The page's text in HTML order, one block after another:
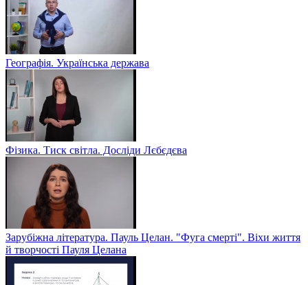
Географія. Українська держава
Фізика. Тиск світла. Досліди Лєбєдєва
Зарубіжна література. Пауль Целан. "Фуга смерті". Віхи життя
й творчості Пауля Целана